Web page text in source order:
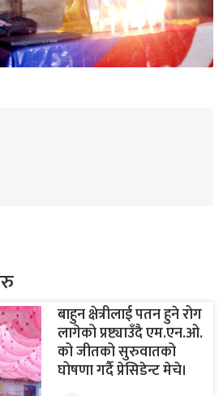
बाहुन क्षेत्रीलाई पतन हुने रोग
लागेको प्रष्ट्याउँदै एम.एन.ओ.
को जीतको सुरुवातको
घोषणा गर्दै प्रेसिडेन्ट मेचे।